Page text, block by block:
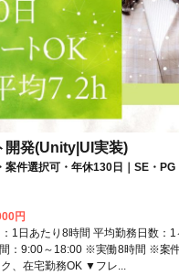
開発(Unity|UI実装)
案件選択可・年休130日｜SE・PG
円
1日あたり8時間 平均勤務日数：1
：9:00～18:00 ※実働8時間 ※案
、在宅勤務OK ▼フレ...